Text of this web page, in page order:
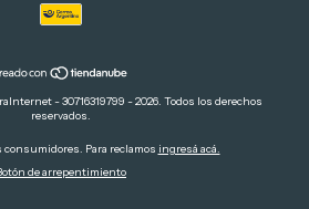
- 30716319799 - 2026. Todos los derechos
reservados.
consumidores. Para reclamos ingresá acá.
de arrepentimiento